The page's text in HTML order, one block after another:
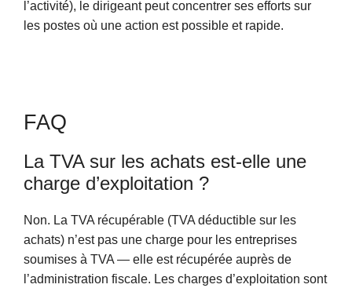
l’activité), le dirigeant peut concentrer ses efforts sur
les postes où une action est possible et rapide.
FAQ
La TVA sur les achats est-elle une
charge d’exploitation ?
Non. La TVA récupérable (TVA déductible sur les
achats) n’est pas une charge pour les entreprises
soumises à TVA — elle est récupérée auprès de
l’administration fiscale. Les charges d’exploitation sont